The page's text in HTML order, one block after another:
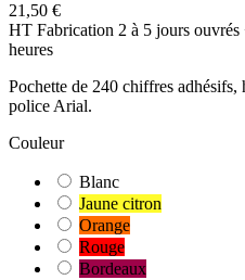
21,50 €
HT Fabrication 2 à 5 jours
heures
Pochette de 240 chiffres
police Arial.
Couleur
Blanc
Jaune citron
Orange
Rouge
Bordeaux